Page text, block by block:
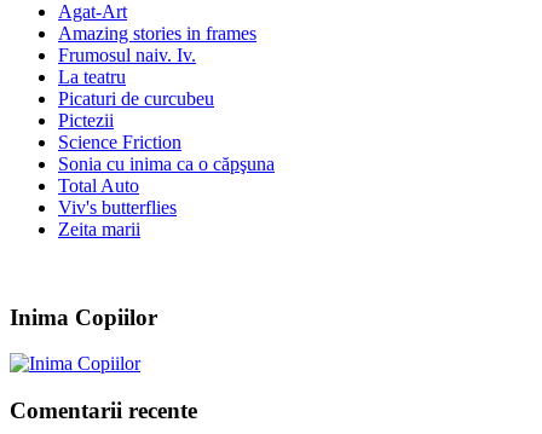
Agat-Art
Amazing stories in frames
Frumosul naiv. Iv.
La teatru
Picaturi de curcubeu
Pictezii
Science Friction
Sonia cu inima ca o căpşuna
Total Auto
Viv's butterflies
Zeita marii
Inima Copiilor
Comentarii recente